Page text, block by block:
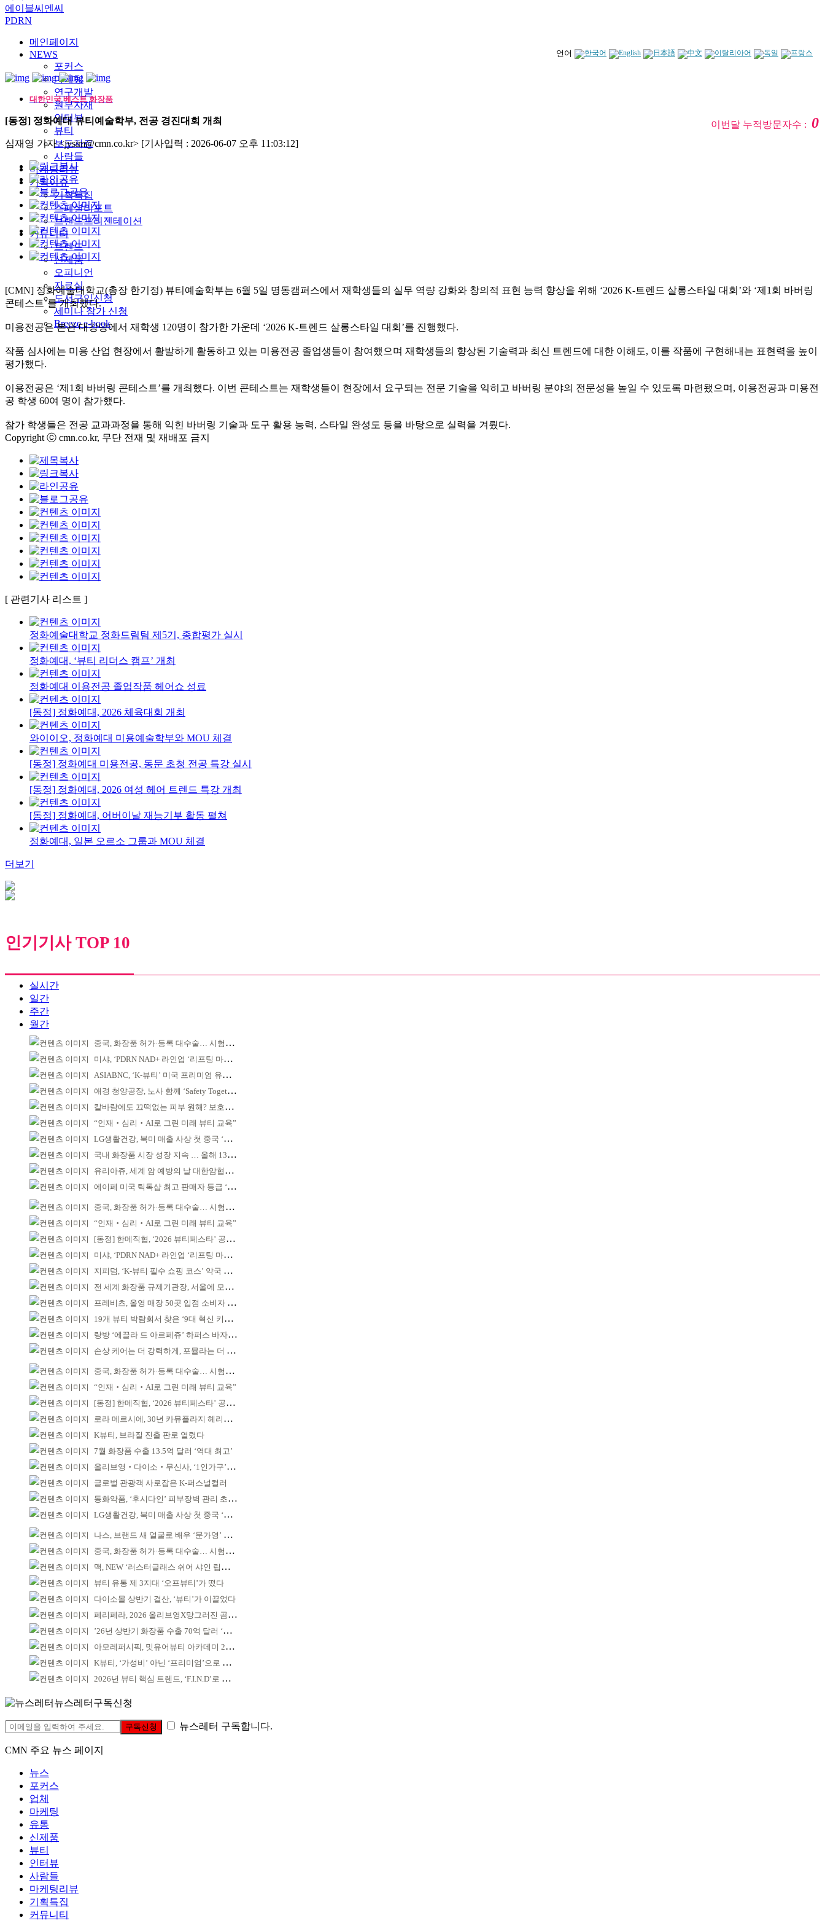
에이블씨엔씨
PDRN
언어
메인페이지
NEWS
포커스
마케팅
연구개발
원부자재
인터뷰
뷰티
보도자료
사람들
마케팅리뷰
기획이슈
기획특집
스페셜리포트
브랜드프리젠테이션
커뮤니티
트렌드
신제품
오피니언
자료실
도서구입신청
세미나 참가 신청
Breeze e-book
대한민국 베스트 화장품
이번달 누적방문자수 :0
[동정] 정화예대 뷰티예술학부, 전공 경진대회 개최
심재영 기자 <jysim@cmn.co.kr> [기사입력 : 2026-06-07 오후 11:03:12]
[CMN] 정화예술대학교(총장 한기정) 뷰티예술학부는 6월 5일 명동캠퍼스에서 재학생들의 실무 역량 강화와 창의적 표현 능력 향상을 위해 ‘2026 K-트렌드 살롱스타일 대회’와 ‘제1회 바버링
콘테스트’를 개최했다.
미용전공은 본관 대강당에서 재학생 120명이 참가한 가운데 ‘2026 K-트렌드 살롱스타일 대회’를 진행했다.
작품 심사에는 미용 산업 현장에서 활발하게 활동하고 있는 미용전공 졸업생들이 참여했으며 재학생들의 향상된 기술력과 최신 트렌드에 대한 이해도, 이를 작품에 구현해내는 표현력을 높이
평가했다.
이용전공은 ‘제1회 바버링 콘테스트’를 개최했다. 이번 콘테스트는 재학생들이 현장에서 요구되는 전문 기술을 익히고 바버링 분야의 전문성을 높일 수 있도록 마련됐으며, 이용전공과 미용전
공 학생 60여 명이 참가했다.
참가 학생들은 전공 교과과정을 통해 익힌 바버링 기술과 도구 활용 능력, 스타일 완성도 등을 바탕으로 실력을 겨뤘다.
Copyright ⓒ cmn.co.kr, 무단 전재 및 재배포 금지
[ 관련기사 리스트 ]
정화예술대학교 정화드림팀 제5기, 종합평가 실시
정화예대, ‘뷰티 리더스 캠프’ 개최
정화예대 이용전공 졸업작품 헤어쇼 성료
[동정] 정화예대, 2026 체육대회 개최
와이이오, 정화예대 미용예술학부와 MOU 체결
[동정] 정화예대 미용전공, 동문 초청 전공 특강 실시
[동정] 정화예대, 2026 여성 헤어 트렌드 특강 개최
[동정] 정화예대, 어버이날 재능기부 활동 펼쳐
정화예대, 일본 오르소 그룹과 MOU 체결
더보기
인기기사 TOP 10
실시간
일간
주간
월간
중국, 화장품 허가·등록 대수술… 시험자료 공용 허용
미샤, ‘PDRN NAD+ 라인업 ‘리프팅 마스크’ 출시
ASIABNC, ‘K-뷰티’ 미국 프리미엄 유통 확대 추진
애경 청양공장, 노사 함께 ‘Safety Together’ 개최
칼바람에도 끄떡없는 피부 원해? 보호막 잘 쌓아야!
“인재‧심리‧AI로 그린 미래 뷰티 교육”
LG생활건강, 북미 매출 사상 첫 중국 ‘추월’
국내 화장품 시장 성장 지속 … 올해 139억 달러 전망
유리아쥬, 세계 암 예방의 날 대한암협회에 제품 기부
에이페 미국 틱톡샵 최고 판매자 등급 ‘Tier 5’ 달성
중국, 화장품 허가·등록 대수술… 시험자료 공용 허용
“인재‧심리‧AI로 그린 미래 뷰티 교육”
[동정] 한메직협, ‘2026 뷰티페스타’ 공동 주최
미샤, ‘PDRN NAD+ 라인업 ‘리프팅 마스크’ 출시
지피덤, ‘K-뷰티 필수 쇼핑 코스’ 약국 공략
전 세계 화장품 규제기관장, 서울에 모인다
프레비츠, 올영 매장 50곳 입점 소비자 접점 강화
19개 뷰티 박람회서 찾은 ‘9대 혁신 키워드’
랑방 ‘에끌라 드 아르페쥬’ 하퍼스 바자 화보 공개
손상 케어는 더 강력하게, 포뮬라는 더 산뜻하게!
중국, 화장품 허가·등록 대수술… 시험자료 공용 허용
“인재‧심리‧AI로 그린 미래 뷰티 교육”
[동정] 한메직협, ‘2026 뷰티페스타’ 공동 주최
로라 메르시에, 30년 카뮤플라지 헤리티지 담아
K뷰티, 브라질 진출 판로 열렸다
7월 화장품 수출 13.5억 달러 ‘역대 최고’
올리브영‧다이소‧무신사, ‘1인가구’가 이끈다
글로벌 관광객 사로잡은 K-퍼스널컬러
동화약품, ‘후시다인’ 피부장벽 관리 초점 ‘리브랜딩’
LG생활건강, 북미 매출 사상 첫 중국 ‘추월’
나스, 브랜드 새 얼굴로 배우 ‘문가영’ 발탁
중국, 화장품 허가·등록 대수술… 시험자료 공용 허용
맥, NEW ‘러스터글래스 쉬어 샤인 립스틱’ 출시
뷰티 유통 제 3지대 ‘오프뷰티’가 떴다
다이소몰 상반기 결산, ‘뷰티’가 이끌었다
페리페라, 2026 올리브영X망그러진 곰 콜라보
’26년 상반기 화장품 수출 70억 달러 ‘역대 최고’
아모레퍼시픽, 밋유어뷰티 아카데미 2기 발대식
K뷰티, ‘가성비’ 아닌 ‘프리미엄’으로 승부걸어야
2026년 뷰티 핵심 트렌드, ‘F.I.N.D’로 읽는다
뉴스레터구독신청
구독신청 뉴스레터 구독합니다.
CMN 주요 뉴스 페이지
뉴스
포커스
업체
마케팅
유통
신제품
뷰티
인터뷰
사람들
마케팅리뷰
기획특집
커뮤니티